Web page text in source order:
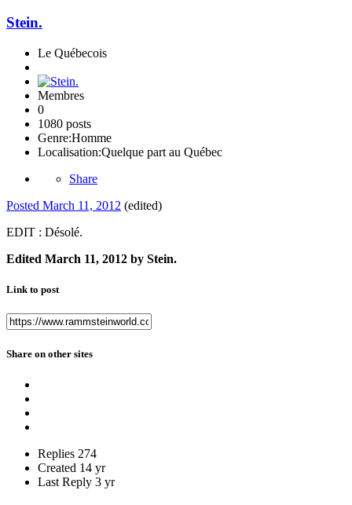
Stein.
Le Québecois
Membres
0
1080 posts
Genre:Homme
Localisation:Quelque part au Québec
Share
Posted March 11, 2012 (edited)
EDIT : Désolé.
Edited March 11, 2012 by Stein.
Link to post
Share on other sites
Replies 274
Created 14 yr
Last Reply 3 yr